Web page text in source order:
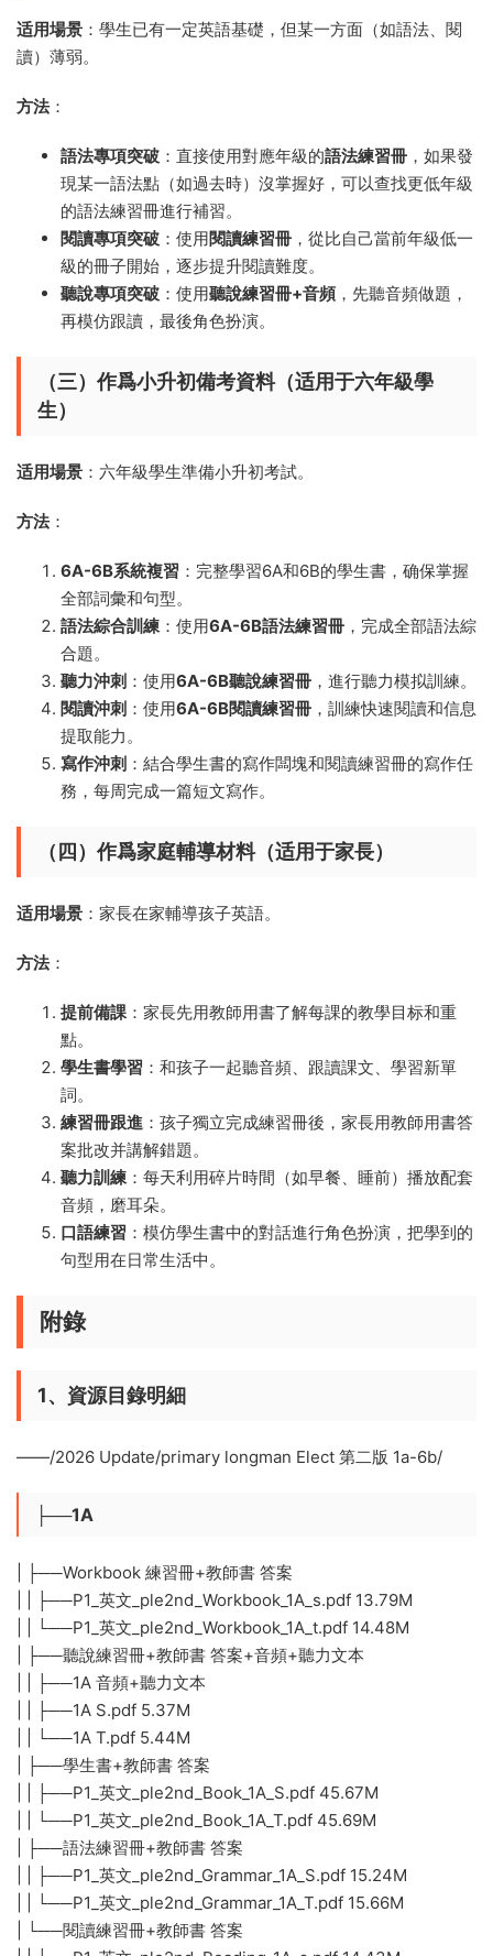
适用場景 ：學生已有一定英語基礎，但某一方面（如語法、閱
讀）薄弱。
方法：
語法專項突破 ：直接使用對應年級的語法練習冊 ，如果發
現某一語法點（如過去時）沒掌握好，可以查找更低年級
的語法練習冊進行補習。
閱讀專項突破 ：使用閱讀練習冊 ，從比自己當前年級低一
級的冊子開始，逐步提升閱讀難度。
聽說專項突破 ：使用聽說練習冊+音頻，先聽音頻做題，
再模仿跟讀，最後角色扮演。
（三）作爲小升初備考資料（适用于六年級學
生）
适用場景 ：六年級學生準備小升初考試。
方法：
6A-6B系統複習 ：完整學習6A和6B的學生書，确保掌握
全部詞彙和句型。
語法綜合訓練 ：使用6A-6B語法練習冊 ，完成全部語法綜
合題。
聽力沖刺 ：使用6A-6B聽說練習冊 ，進行聽力模拟訓練。
閱讀沖刺 ：使用6A-6B閱讀練習冊 ，訓練快速閱讀和信息
提取能力。
寫作沖刺 ：結合學生書的寫作闆塊和閱讀練習冊的寫作任
務，每周完成一篇短文寫作。
（四）作爲家庭輔導材料（适用于家長）
适用場景 ：家長在家輔導孩子英語。
方法：
提前備課 ：家長先用教師用書了解每課的教學目标和重
點。
學生書學習 ：和孩子一起聽音頻、跟讀課文、學習新單
詞。
練習冊跟進 ：孩子獨立完成練習冊後，家長用教師用書答
案批改并講解錯題。
聽力訓練 ：每天利用碎片時間（如早餐、睡前）播放配套
音頻，磨耳朵。
口語練習 ：模仿學生書中的對話進行角色扮演，把學到的
句型用在日常生活中。
附錄
1、資源目錄明細
——/2026 Update/primary longman Elect 第二版 1a-6b/
├──1A
| ├──Workbook 練習冊+教師書 答案
| | ├──P1_英文_ple2nd_Workbook_1A_s.pdf 13.79M
| | └──P1_英文_ple2nd_Workbook_1A_t.pdf 14.48M
| ├──聽說練習冊+教師書 答案+音頻+聽力文本
| | ├──1A 音頻+聽力文本
| | ├──1A S.pdf 5.37M
| | └──1A T.pdf 5.44M
| ├──學生書+教師書 答案
| | ├──P1_英文_ple2nd_Book_1A_S.pdf 45.67M
| | └──P1_英文_ple2nd_Book_1A_T.pdf 45.69M
| ├──語法練習冊+教師書 答案
| | ├──P1_英文_ple2nd_Grammar_1A_S.pdf 15.24M
| | └──P1_英文_ple2nd_Grammar_1A_T.pdf 15.66M
| └──閱讀練習冊+教師書 答案